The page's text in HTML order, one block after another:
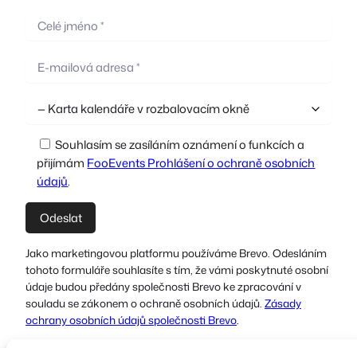
Souhlasím se zasíláním oznámení o funkcích a
přijímám FooEvents Prohlášení o ochraně osobních
údajů.
Jako marketingovou platformu používáme Brevo. Odesláním
tohoto formuláře souhlasíte s tím, že vámi poskytnuté osobní
údaje budou předány společnosti Brevo ke zpracování v
souladu se zákonem o ochraně osobních údajů. Zásady
ochrany osobních údajů společnosti Brevo.